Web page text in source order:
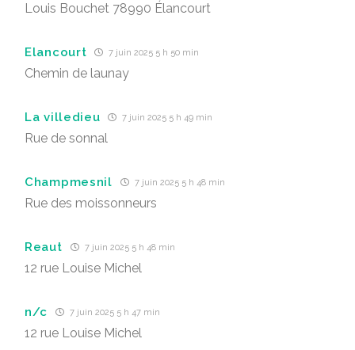
Louis Bouchet 78990 Élancourt
Elancourt 7 juin 2025 5 h 50 min
Chemin de launay
La villedieu 7 juin 2025 5 h 49 min
Rue de sonnal
Champmesnil 7 juin 2025 5 h 48 min
Rue des moissonneurs
Reaut 7 juin 2025 5 h 48 min
12 rue Louise Michel
n/c 7 juin 2025 5 h 47 min
12 rue Louise Michel